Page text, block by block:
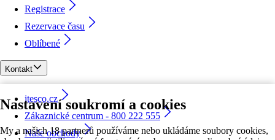
Nastavení soukromí a cookies
My a našich 18 partnerů používáme nebo ukládáme soubory cookies,
Registrace
Rezervace času
Oblíbené
Kontakt
itesco.cz
Zákaznické centrum - 800 222 555
Naše obchody